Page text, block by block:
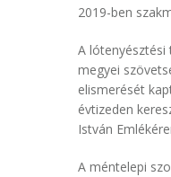
2019-ben
A lótenyésztési
megyei
elismerését
évtizeden
István
A méntelepi